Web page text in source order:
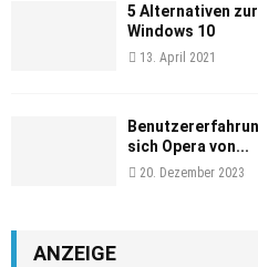
5 Alternativen
Windows 10
13. April 2021
sich Opera von...
20. Dezember 2023
ANZEIGE